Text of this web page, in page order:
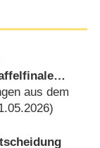
aus dem
)